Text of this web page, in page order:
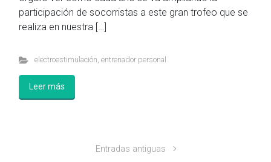
participación de socorristas a este gran trofeo que se
realiza en nuestra […]
electroestimulación, entrenador personal
Leer más
Entradas antiguas